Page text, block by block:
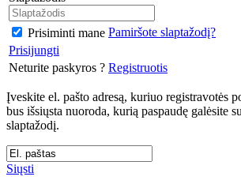
Prisiminti mane Pamiršote slaptažodį?
Prisijungti
Neturite paskyros ? Registruotis
Įveskite el. pašto adresą, kuriuo registravotės
bus išsiųsta nuoroda, kurią paspaudę galėsite
slaptažodį.
Siųsti